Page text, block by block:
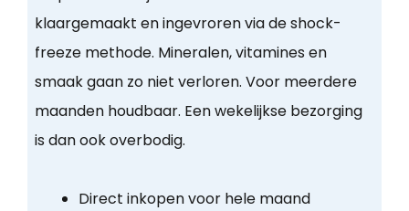
klaargemaakt en ingevroren via de shock-
freeze methode. Mineralen, vitamines en
smaak gaan zo niet verloren. Voor meerdere
maanden houdbaar. Een wekelijkse bezorging
is dan ook overbodig.
Direct inkopen voor hele maand